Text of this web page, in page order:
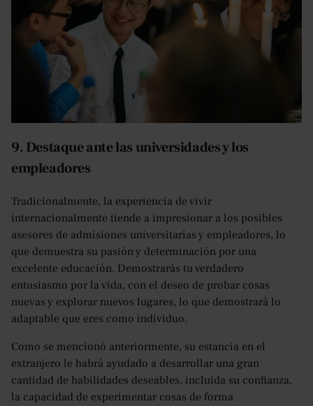
9. Destaque ante las universidades y los
empleadores
Tradicionalmente, la experiencia de vivir
internacionalmente tiende a impresionar a los posibles
asesores de admisiones universitarias y empleadores, lo
que demuestra su pasión y determinación por una
excelente educación. Demostrarás tu verdadero
entusiasmo por la vida, con el deseo de probar cosas
nuevas y explorar nuevos lugares, lo que demostrará lo
adaptable que eres como individuo.
Como se mencionó anteriormente, su estancia en el
extranjero le habrá ayudado a desarrollar una gran
cantidad de habilidades deseables, incluida su confianza,
la capacidad de experimentar cosas de forma